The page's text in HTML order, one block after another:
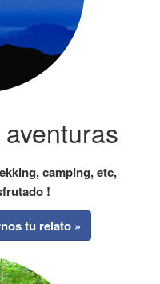
camping, etc,
!
tu relato »